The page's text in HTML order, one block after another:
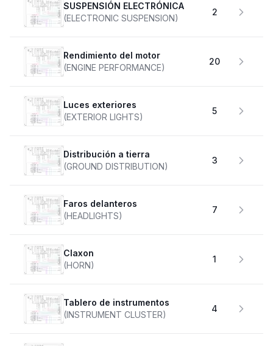
SUSPENSIÓN ELECTRÓNICA
(ELECTRONIC SUSPENSION)
2
Rendimiento del motor
(ENGINE PERFORMANCE)
20
Luces exteriores
(EXTERIOR LIGHTS)
5
Distribución a tierra
(GROUND DISTRIBUTION)
3
faros delanteros
(HEADLIGHTS)
7
claxon
(HORN)
1
Tablero de instrumentos
(INSTRUMENT CLUSTER)
4